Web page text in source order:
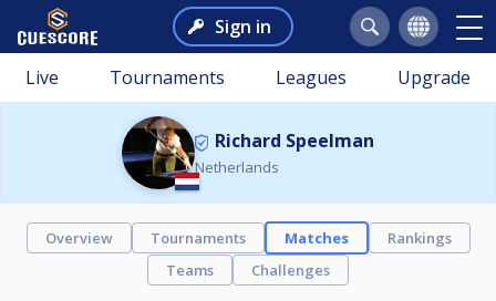
Sign in
Live Tournaments Leagues Upgrade
Richard Speelman
Netherlands
Overview Tournaments Matches
Rankings
Teams
Challenges